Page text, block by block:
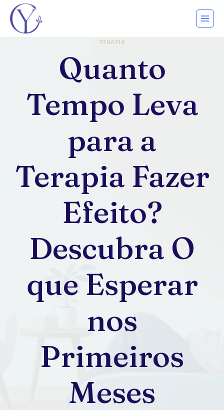
Pular
para
TERAPIA
Quanto
Tempo Leva
para a
Terapia Fazer
Efeito?
Descubra O
que Esperar
nos
Primeiros
Meses